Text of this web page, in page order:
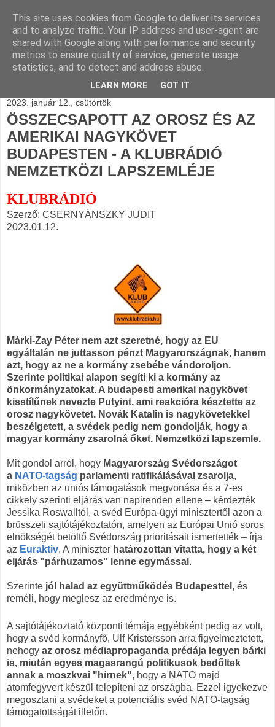
BLOGÁSZAT, napi
blogjava
2023. január 12., csütörtök
ÖSSZECSAPOTT AZ OROSZ ÉS AZ
AMERIKAI NAGYKÖVET
BUDAPESTEN - A KLUBRÁDIÓ
NEMZETKÖZI LAPSZEMLÉJE
KLUBRÁDIÓ
Szerző: CSERNYÁNSZKY JUDIT
2023.01.12.
Márki-Zay Péter nem azt szeretné, hogy az EU
egyáltalán ne juttasson pénzt Magyarországnak, hanem
azt, hogy az ne a kormány zsebébe vándoroljon.
Szerinte politikai alapon segíti ki a kormány az
önkormányzatokat. A budapesti amerikai nagykövet
kisstílűnek nevezte Putyint, ami reakcióra késztette az
orosz nagykövetet. Novák Katalin is nagykövetekkel
beszélgetett, a svédek pedig nem gondolják, hogy a
magyar kormány zsarolná őket. Nemzetközi lapszemle.
Mit gondol arról, hogy Magyarország Svédországot
a NATO-tagság parlamenti ratifikálásával zsarolja,
miközben az uniós támogatások megvonása és a 7-es
cikkely szerinti eljárás van napirenden ellene – kérdezték
Jessika Roswalltól, a svéd Európa-ügyi minisztertől azon a
brüsszeli sajtótájékoztatón, amelyen az Európai Unió soros
elnökségét betöltő Svédország prioritásait ismertették – írja
az Euraktiv. A miniszter határozottan vitatta, hogy a két
eljárás "párhuzamos" lenne egymással .
Szerinte jól halad az együttműködés Budapesttel , és
reméli, hogy meglesz az eredménye is.
A sajtótájékoztató központi témája egyébként pedig az volt,
hogy a svéd kormányfő, Ulf Kristersson arra figyelmeztetett,
nehogy az orosz médiapropaganda prédája legyen bárki
is, miután egyes magasrangú politikusok bedőltek
annak a moszkvai "hírnek", hogy a NATO majd
atomfegyvert készül telepíteni az országba. Ezzel igyekezve
megosztani a svédeket a potenciális svéd NATO-tagság
támogatottságát illetőn.
This site uses cookies from Google to deliver its services
and to analyze traffic. Your IP address and user-agent are
shared with Google along with performance and security
metrics to ensure quality of service, generate usage
statistics, and to detect and address abuse.
LEARN MORE GOT IT